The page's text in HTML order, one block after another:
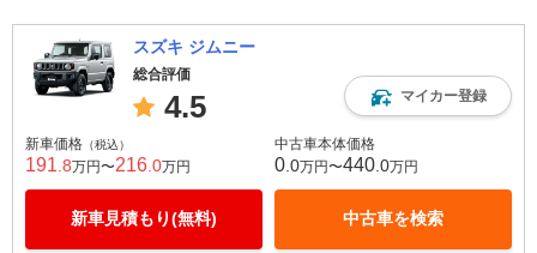
スズキ ジムニー
総合評価
4.5 マイカー登録
新車価格 （税込）
191 .8万円〜216 .0万円
新車見積もり(無料)
中古車本体価格
0 .0万円〜440 .0万円
中古車を検索